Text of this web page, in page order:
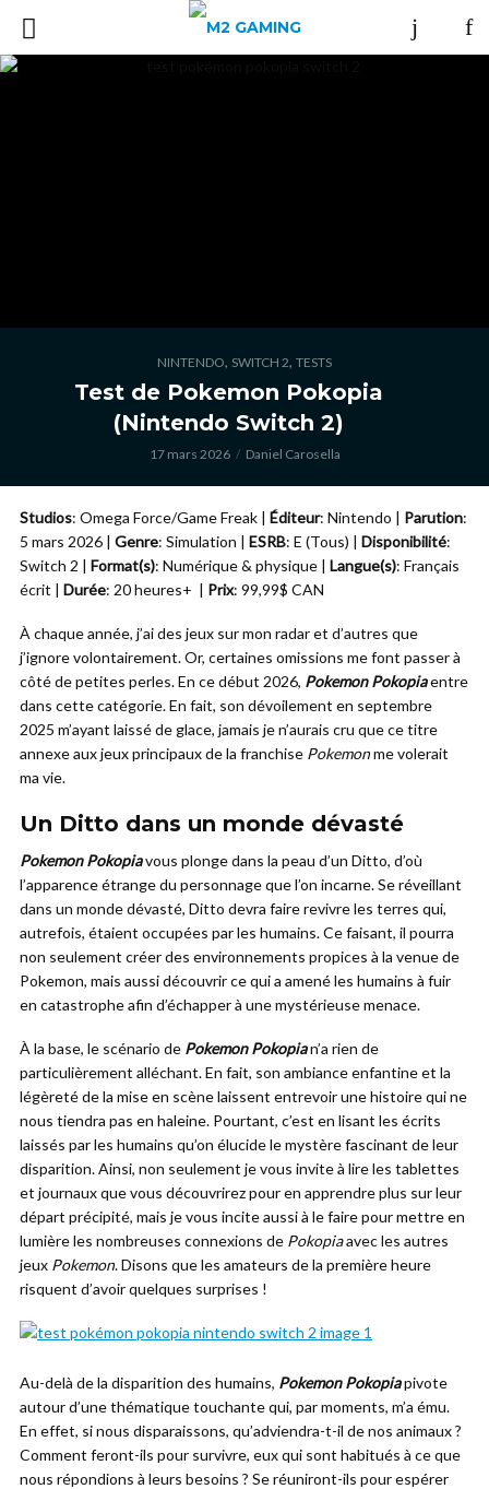
NINTENDO, SWITCH 2, TESTS
Test de Pokemon Pokopia
(Nintendo Switch 2)
17 mars 2026 Daniel Carosella
Studios: Omega Force/Game Freak | Éditeur: Nintendo | Parution:
5 mars 2026 | Genre: Simulation | ESRB: E (Tous) | Disponibilité:
Switch 2 | Format(s): Numérique & physique | Langue(s): Français
écrit | Durée: 20 heures+ | Prix: 99,99$ CAN
À chaque année, j’ai des jeux sur mon radar et d’autres que
j’ignore volontairement. Or, certaines omissions me font passer à
côté de petites perles. En ce début 2026, Pokemon Pokopiaentre
dans cette catégorie. En fait, son dévoilement en septembre
2025 m’ayant laissé de glace, jamais je n’aurais cru que ce titre
annexe aux jeux principaux de la franchise Pokemonme volerait
ma vie.
Un Ditto dans un monde dévasté
Pokemon Pokopiavous plonge dans la peau d’un Ditto, d’où
l’apparence étrange du personnage que l’on incarne. Se réveillant
dans un monde dévasté, Ditto devra faire revivre les terres qui,
autrefois, étaient occupées par les humains. Ce faisant, il pourra
non seulement créer des environnements propices à la venue de
Pokemon, mais aussi découvrir ce qui a amené les humains à fuir
en catastrophe afin d’échapper à une mystérieuse menace.
À la base, le scénario de Pokemon Pokopian’a rien de
particulièrement alléchant. En fait, son ambiance enfantine et la
légèreté de la mise en scène laissent entrevoir une histoire qui ne
nous tiendra pas en haleine. Pourtant, c’est en lisant les écrits
laissés par les humains qu’on élucide le mystère fascinant de leur
disparition. Ainsi, non seulement je vous invite à lire les tablettes
et journaux que vous découvrirez pour en apprendre plus sur leur
départ précipité, mais je vous incite aussi à le faire pour mettre en
lumière les nombreuses connexions de Pokopiaavec les autres
jeux Pokemon. Disons que les amateurs de la première heure
risquent d’avoir quelques surprises !
Au-delà de la disparition des humains, Pokemon Pokopiapivote
autour d’une thématique touchante qui, par moments, m’a ému.
En effet, si nous disparaissons, qu’adviendra-t-il de nos animaux ?
Comment feront-ils pour survivre, eux qui sont habitués à ce que
nous répondions à leurs besoins ? Se réuniront-ils pour espérer